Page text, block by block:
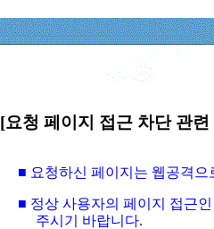
[요청 페이지 접근 차단 관
■ 요청하신 페이지는 웹공격
■ 정상 사용자의 페이지 접근
주시기 바랍니다.